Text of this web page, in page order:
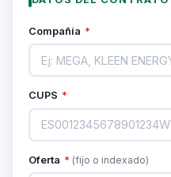
Compañía *
CUPS *
Oferta * (fijo o indexado)